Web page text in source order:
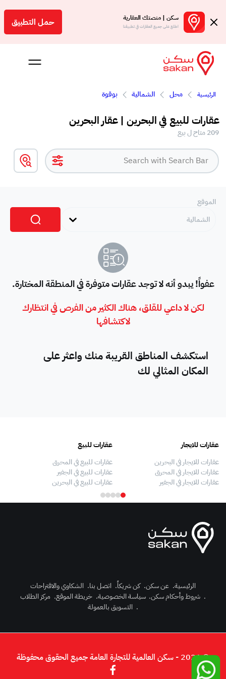
سكن | منصتك العقارية
اطلع على جميع العقارات في تطبيقنا حمل التطبيق
بالعمولة
الرئيسية محل الشمالية بوقوة
عقارات للبيع في البحرين | عقار البحرين
209 متاح ل بيع
الموقع
الشمالية
عفواً! يبدو أنه لا توجد عقارات متوفرة في المنطقة المختارة.
لكن لا داعي للقلق، هناك الكثير من الفرص في انتظارك
لاكتشافها
استكشف المناطق القريبة منك واعثر على
المكان المثالي لك
عقارات للايجار
عقارات للايجار في البحرين
عقارات للايجار في المحرق
عقارات للايجار في الجفير
عقارات للبيع
عقارات للبيع في المحرق
عقارات للبيع في الجفير
عقارات للبيع في البحرين
الرئيسية. عن سكن. كن شريكاً. اتصل بنا. الشكاوي والاقتراحات
. شروط وأحكام سكن. سياسة الخصوصية. خريطة الموقع. مركز الطلاب
. التسويق بالعمولة
© 2026 - سكن العالمية للتجارة العامة جميع الحقوق محفوظة